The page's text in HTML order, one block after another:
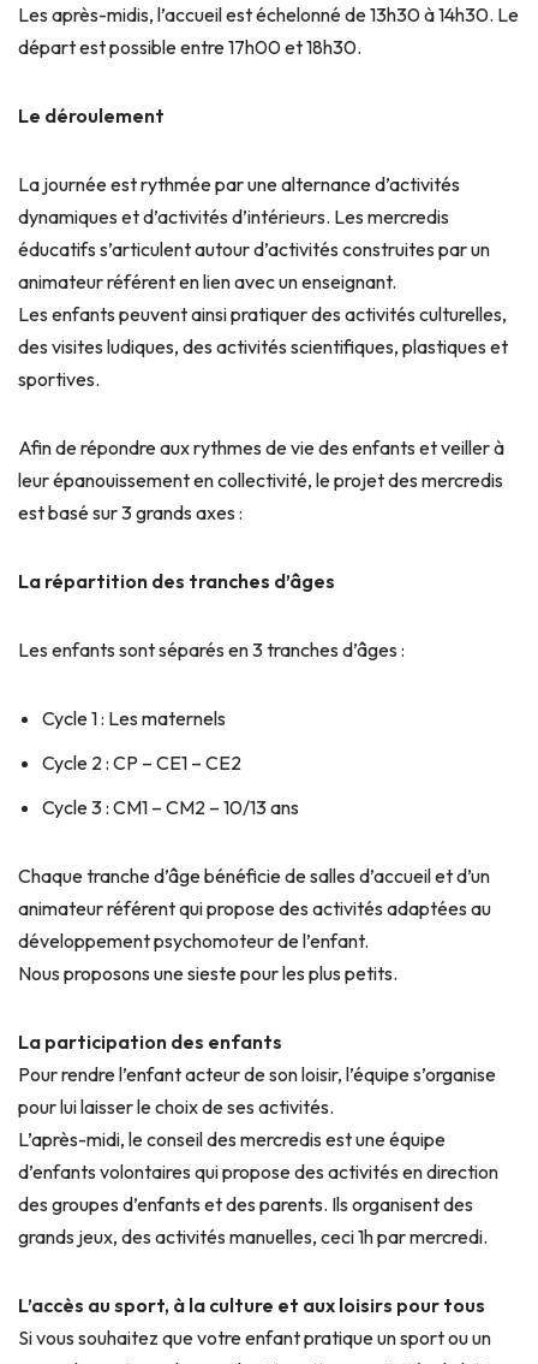
Les après-midis, l’accueil est échelonné de 13h30 à 14h30. Le
départ est possible entre 17h00 et 18h30.
Le déroulement
La journée est rythmée par une alternance d’activités
dynamiques et d’activités d’intérieurs. Les mercredis
éducatifs s’articulent autour d’activités construites par un
animateur référent en lien avec un enseignant.
Les enfants peuvent ainsi pratiquer des activités culturelles,
des visites ludiques, des activités scientifiques, plastiques et
sportives.
Afin de répondre aux rythmes de vie des enfants et veiller à
leur épanouissement en collectivité, le projet des mercredis
est basé sur 3 grands axes :
La répartition des tranches d’âges
Les enfants sont séparés en 3 tranches d’âges :
Cycle 1 : Les maternels
Cycle 2 : CP – CE1 – CE2
Cycle 3 : CM1 – CM2 – 10/13 ans
Chaque tranche d’âge bénéficie de salles d’accueil et d’un
animateur référent qui propose des activités adaptées au
développement psychomoteur de l’enfant.
Nous proposons une sieste pour les plus petits.
La participation des enfants
Pour rendre l’enfant acteur de son loisir, l’équipe s’organise
pour lui laisser le choix de ses activités.
L’après-midi, le conseil des mercredis est une équipe
d’enfants volontaires qui propose des activités en direction
des groupes d’enfants et des parents. Ils organisent des
grands jeux, des activités manuelles, ceci 1h par mercredi.
L’accès au sport, à la culture et aux loisirs pour tous
Si vous souhaitez que votre enfant pratique un sport ou un